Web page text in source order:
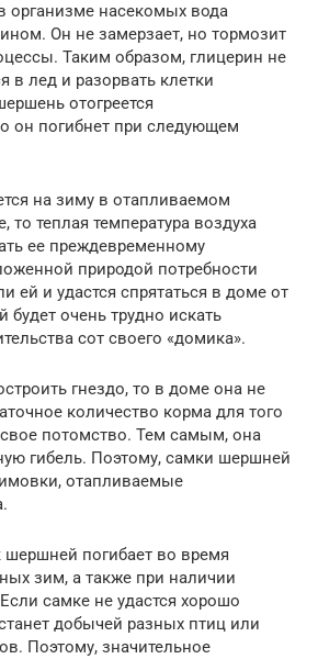
организме насекомых вода
Он не замерзает, но тормозит
Таким образом, глицерин не
в лед и разорвать клетки
отогреется
он погибнет при следующем
на зиму в отапливаемом
то теплая температура воздуха
ее преждевременному
природой потребности
ей и удастся спрятаться в доме от
будет очень трудно искать
сот своего «домика».
гнездо, то в доме она не
количество корма для того
потомство. Тем самым, она
гибель. Поэтому, самки шершней
отапливаемые
погибает во время
зим, а также при наличии
самке не удастся хорошо
добычей разных птиц или
Поэтому, значительное